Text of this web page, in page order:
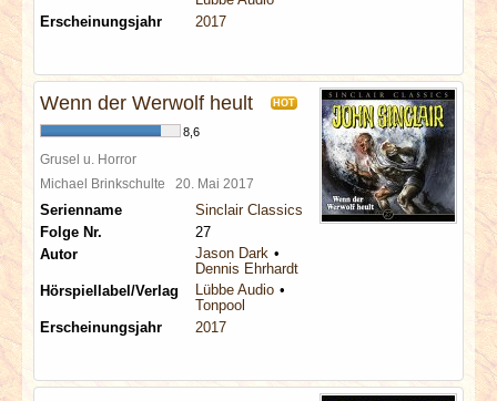
Erscheinungsjahr
2017
Wenn der Werwolf heult HOT
8,6
Grusel u. Horror
Michael Brinkschulte 20. Mai 2017
Serienname
Sinclair Classics
Folge Nr.
27
Autor
Jason Dark
Dennis Ehrhardt
Hörspiellabel/Verlag
Lübbe Audio
Tonpool
Erscheinungsjahr
2017